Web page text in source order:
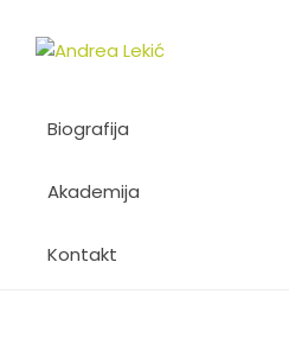
Biografija
Akademija
Kontakt